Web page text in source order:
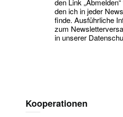
den Link
den ich in jeder
finde. Ausführliche
zum
in unserer
Kooperationen